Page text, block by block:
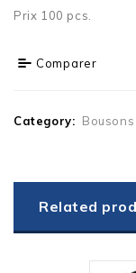
Prix 100 pcs.
Comparer
Category:
Related